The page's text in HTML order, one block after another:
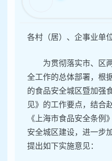
各村（居）、企事业单
为贯彻落实市、区
全工作的总体部署，根
的食品安全城区暨加强
见》的工作要点，结合
《上海市食品安全条例
安全城区建设，进一步
提出如下实施意见：